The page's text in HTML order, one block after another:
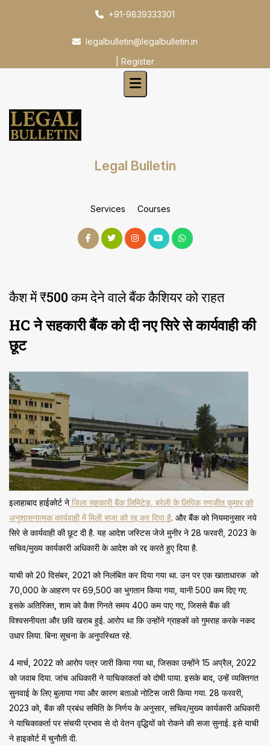
+91-9839333301
legalbulletin@legalbulletin.in
Register
Legal Bulletin
Services Courses
कैश में ₹500 कम देने वाले बैंक कैशियर को राहत
HC ने सहकारी बैंक को दी नए सिरे से कार्यवाही की
छूट
इलाहाबाद हाईकोर्ट ने जिला सहकारी बैंक लिमिटेड, बरेली के लिपिक रणजीत कुमार को
अनुशासनात्मक कार्यवाही में मिली सजा को रद्द कर दिया है. और बैंक को नियमानुसार नये
सिरे से कार्यवाही की छूट दी है. यह आदेश जस्टिस जेजे मुनीर ने 28 फरवरी, 2023 के
सचिव/मुख्य कार्यकारी अधिकारी के आदेश को रद्द करते हुए दिया है.
याची को 20 दिसंबर, 2021 को निलंबित कर दिया गया था. उन पर एक खाताधारक को
₹70,000 के आहरण पर ₹69,500 का भुगतान किया गया, यानी ₹500 कम दिए गए.
इसके अतिरिक्त, शाम को कैश गिनते समय ₹400 कम पाए गए, जिससे बैंक की
विश्वसनीयता और छवि खराब हुई. आरोप था कि उन्होंने ग्राहकों को गुमराह करके नकद
उधार लिया. बिना सूचना के अनुपस्थित रहे.
4 मार्च, 2022 को आरोप पत्र जारी किया गया था, जिसका उन्होंने 15 अप्रैल, 2022
को जवाब दिया. जांच अधिकारी ने याचिकाकर्ता को दोषी पाया. इसके बाद, उन्हें व्यक्तिगत
सुनवाई के लिए बुलाया गया और कारण बताओ नोटिस जारी किया गया. 28 फरवरी,
2023 को, बैंक की प्रबंध समिति के निर्णय के अनुसार, सचिव/मुख्य कार्यकारी अधिकारी
ने याचिकाकर्ता पर संचयी प्रभाव से दो वेतन वृद्धियों को रोकने की सजा सुनाई. इसे याची
ने हाइकोर्ट में चुनौती दी.